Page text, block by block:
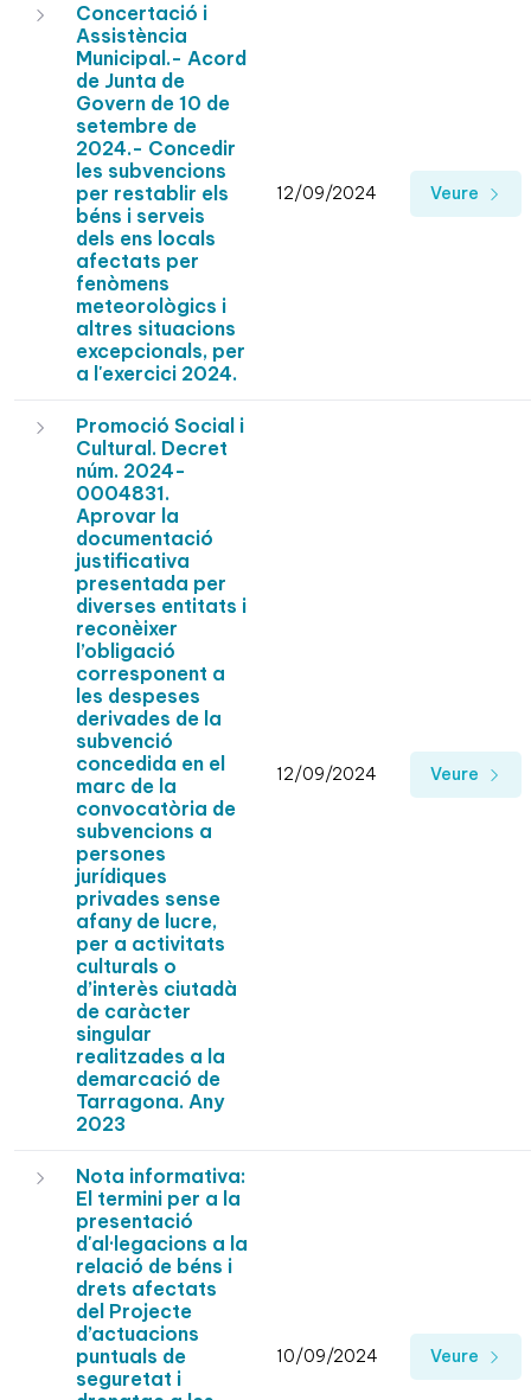
Concertació i
Assistència
Municipal.- Acord
de Junta de
Govern de 10 de
setembre de
2024.- Concedir
les subvencions
per restablir els
béns i serveis
dels ens locals
afectats per
fenòmens
meteorològics i
altres situacions
excepcionals, per
a l'exercici 2024.
12/09/2024 Veure
Promoció Social i
Cultural. Decret
núm. 2024-
0004831.
Aprovar la
documentació
justificativa
presentada per
diverses entitats i
reconèixer
l’obligació
corresponent a
les despeses
derivades de la
subvenció
concedida en el
marc de la
convocatòria de
subvencions a
persones
jurídiques
privades sense
afany de lucre,
per a activitats
culturals o
d’interès ciutadà
de caràcter
singular
realitzades a la
demarcació de
Tarragona. Any
2023
12/09/2024 Veure
Nota informativa:
El termini per a la
presentació
d'al·legacions a la
relació de béns i
drets afectats
del Projecte
d’actuacions
puntuals de
seguretat i
10/09/2024 Veure